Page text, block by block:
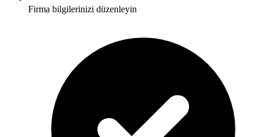
Firma bilgilerinizi düzenleyin